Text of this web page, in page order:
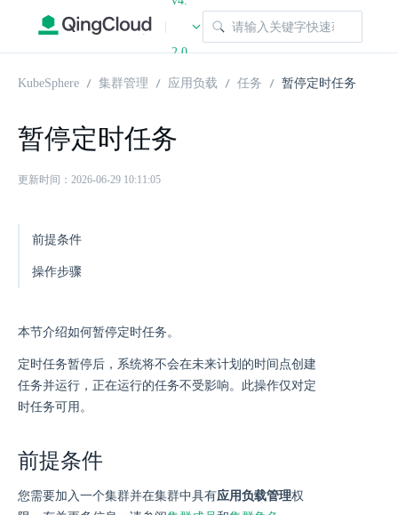
|
2.0
KubeSphere 集群管理 应用负载 任务 暂停定时任务
暂停定时任务
更新时间：2026-06-29 10:11:05
前提条件
操作步骤
本节介绍如何暂停定时任务。
定时任务暂停后，系统将不会在未来计划的时间点创建
任务并运行，正在运行的任务不受影响。此操作仅对定
时任务可用。
前提条件
您需要加入一个集群并在集群中具有应用负载管理权